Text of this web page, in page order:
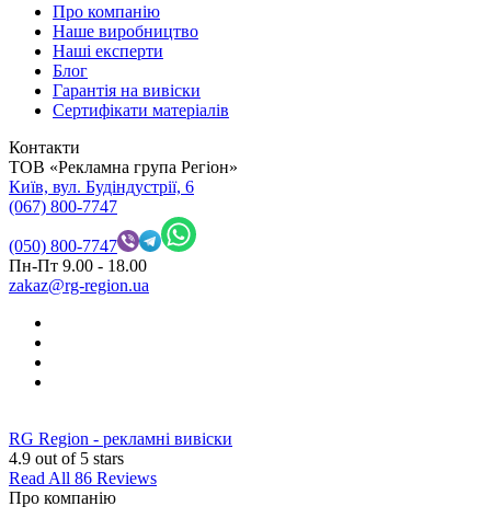
Про компанію
Наше виробництво
Наші експерти
Блог
Гарантія на вивіски
Сертифікати матеріалів
Контакти
ТОВ «Рекламна група Регіон»
Київ, вул. Будіндустрії, 6
(067) 800-7747
(050) 800-7747
Пн-Пт 9.00 - 18.00
zakaz@rg-region.ua
RG Region - рекламні вивіски
4.9 out of 5 stars
Read All 86 Reviews
Про компанію